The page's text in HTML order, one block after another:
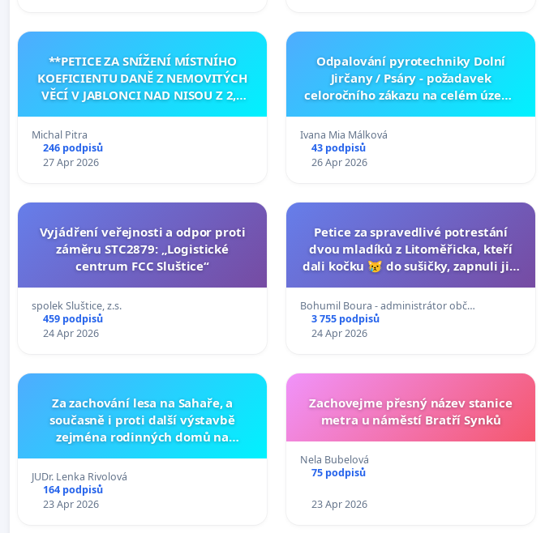
**PETICE ZA SNÍŽENÍ MÍSTNÍHO
KOEFICIENTU DANĚ Z NEMOVITÝCH
VĚCÍ V JABLONCI NAD NISOU Z 2,0
Michal Pitra
246 podpisů
27 Apr 2026
Odpalování pyrotechniky Dolní
Jirčany / Psáry - požadavek
celoročního zákazu na celém území
Ivana Mia Málková
43 podpisů
26 Apr 2026
Vyjádření veřejnosti a odpor proti
záměru STC2879: „Logistické
centrum FCC Sluštice“
spolek Sluštice, z.s.
459 podpisů
24 Apr 2026
Petice za spravedlivé potrestání
dvou mladíků z Litoměřicka, kteří
dali kočku 😿 do sušičky, zapnuli ji a
Bohumil Boura - administrátor obč…
3 755 podpisů
24 Apr 2026
Za zachování lesa na Sahaře, a
současně i proti další výstavbě
zejména rodinných domů na
Čejetice u Mladé Boleslavi
JUDr. Lenka Rivolová
164 podpisů
23 Apr 2026
Zachovejme přesný název stanice
metra u náměstí Bratří Synků
Nela Bubelová
75 podpisů
23 Apr 2026